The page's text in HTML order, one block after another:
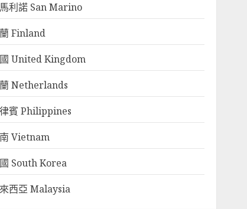
利諾 San Marino
Finland
United Kingdom
Netherlands
賓 Philippines
Vietnam
South Korea
西亞 Malaysia